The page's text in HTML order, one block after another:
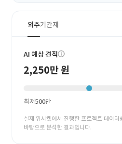
외주기간제
AI 예상 견적
2,250만 원
최저500만
실제 위시켓에서 진행한 프로젝트 데이터
바탕으로 분석한 결과입니다.